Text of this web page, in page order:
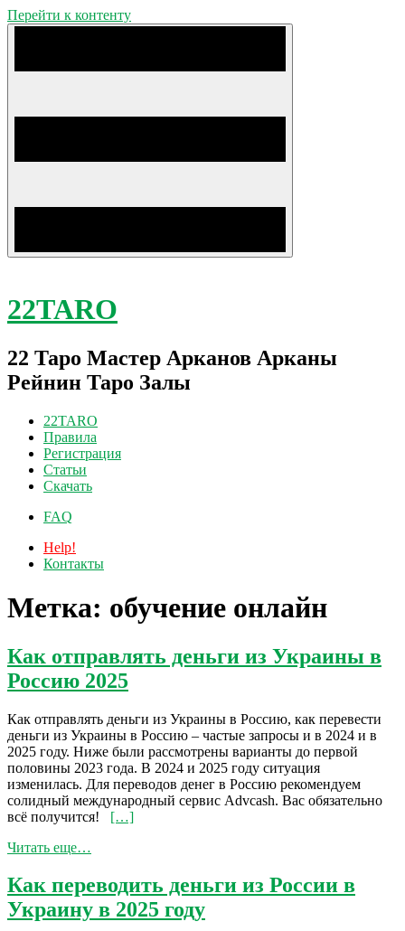
Перейти к контенту
22TARO
22 Таро Мастер Арканов Арканы
Рейнин Таро Залы
22TARO
Правила
Регистрация
Статьи
Скачать
FAQ
Help!
Контакты
Метка: обучение онлайн
Как отправлять деньги из Украины в
Россию 2025
Как отправлять деньги из Украины в Россию, как перевести
деньги из Украины в Россию – частые запросы и в 2024 и в
2025 году. Ниже были рассмотрены варианты до первой
половины 2023 года. В 2024 и 2025 году ситуация
изменилась. Для переводов денег в Россию рекомендуем
солидный международный сервис Advcash. Вас обязательно
всё получится! […]
Читать еще…
Как переводить деньги из России в
Украину в 2025 году